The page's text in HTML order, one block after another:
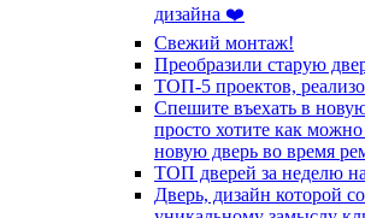
дизайна ❤️
Свежий монтаж!
Преобразили старую
ТОП-5 проектов,
Спешите въехать в
просто хотите как можно
новую дверь во время
ТОП дверей за неделю
Дверь, дизайн которой